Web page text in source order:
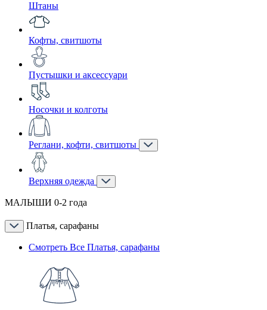
Штаны
Кофты, свитшоты
Пустышки и аксессуари
Носочки и колготы
Реглани, кофти, свитшоты
Верхняя одежда
МАЛЫШИ 0-2 года
Платья, сарафаны
Смотреть Все Платья, сарафаны